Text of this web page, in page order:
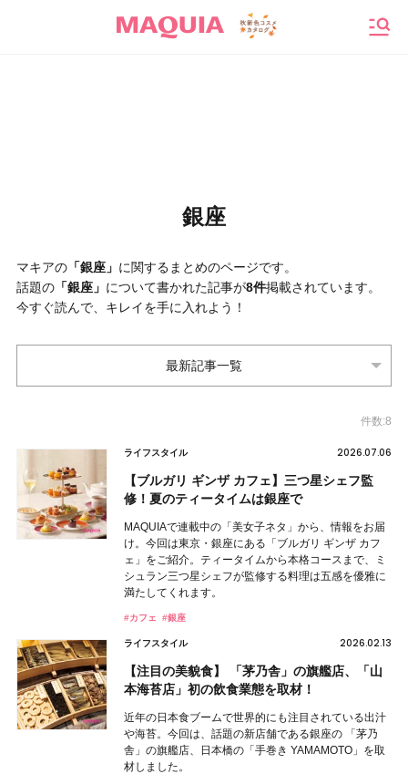
銀座
マキアの 「銀座」 に関するまとめのページです。
話題の 「銀座」 について書かれた記事が8件掲載されています。
今すぐ読んで、キレイを手に入れよう！
最新記事一覧
件数:8
ライフスタイル 2026.07.06
【ブルガリ ギンザ カフェ】三つ星シェフ監
修！夏のティータイムは銀座で
MAQUIAで連載中の「美女子ネタ」から、情報をお届
け。今回は東京・銀座にある「ブルガリ ギンザ カフ
ェ」をご紹介。ティータイムから本格コースまで、ミ
シュラン三つ星シェフが監修する料理は五感を優雅に
満たしてくれます。
#カフェ #銀座
ライフスタイル 2026.02.13
【注目の美貌食】 「茅乃舎」の旗艦店、「山
本海苔店」初の飲食業態を取材！
近年の日本食ブームで世界的にも注目されている出汁
や海苔。今回は、話題の新店舗である銀座の 「茅乃
舎」の旗艦店、日本橋の「手巻き YAMAMOTO」を取
材しました。